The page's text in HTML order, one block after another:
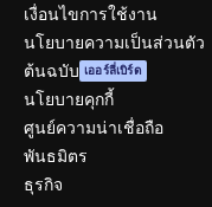
เงื่อนไขการใช้งาน
นโยบายความเป็นส่วนตัว
ต้นฉบับ เออร์ลี่เบิร์ด
นโยบายคุกกี้
ศูนย์ความน่าเชื่อถือ
พันธมิตร
ธุรกิจ